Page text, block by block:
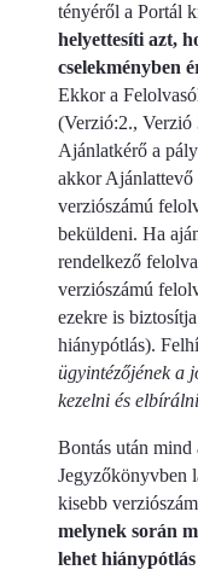
tényéről a Portál
helyettesíti azt,
cselekményben
Ekkor a
(Verzió:2., Verzió
Ajánlatkérő a
akkor Ajánlattevő
verziószámú
beküldeni. Ha
rendelkező
verziószámú
ezekre is
hiánypótlás).
ügyintézőjének a
kezelni és
Bontás után mind
Jegyzőkönyvben
kisebb
melynek során
lehet